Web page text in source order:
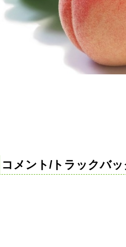
コメント/トラックバ